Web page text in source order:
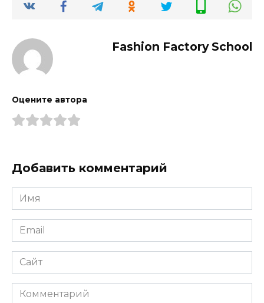
Fashion Factory School
Оцените автора
Добавить комментарий
Имя
*
Email
*
Сайт
Комментарий